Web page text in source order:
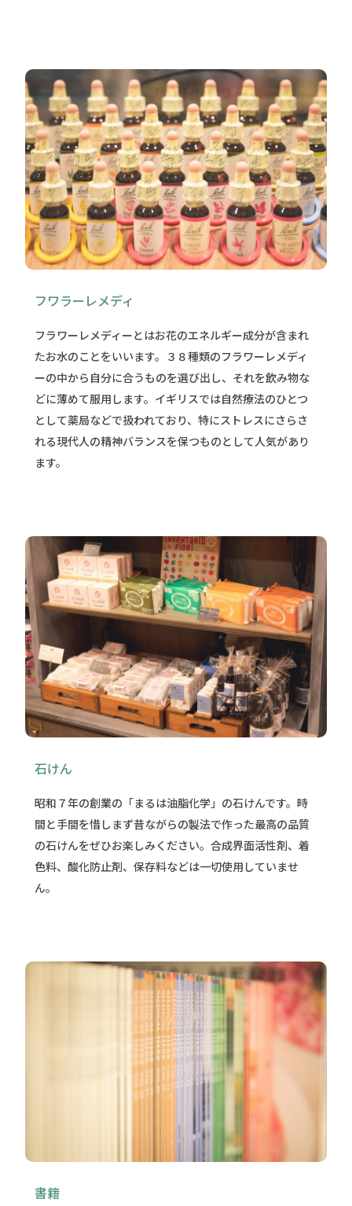
フワラーレメディ
フラワーレメディーとはお花のエネルギー成分が含まれ
たお水のことをいいます。３８種類のフラワーレメディ
ーの中から自分に合うものを選び出し、それを飲み物な
どに薄めて服用します。イギリスでは自然療法のひとつ
として薬局などで扱われており、特にストレスにさらさ
れる現代人の精神バランスを保つものとして人気があり
ます。
石けん
昭和７年の創業の「まるは油脂化学」の石けんです。時
間と手間を惜しまず昔ながらの製法で作った最高の品質
の石けんをぜひお楽しみください。合成界面活性剤、着
色料、酸化防止剤、保存料などは一切使用していませ
ん。
書籍